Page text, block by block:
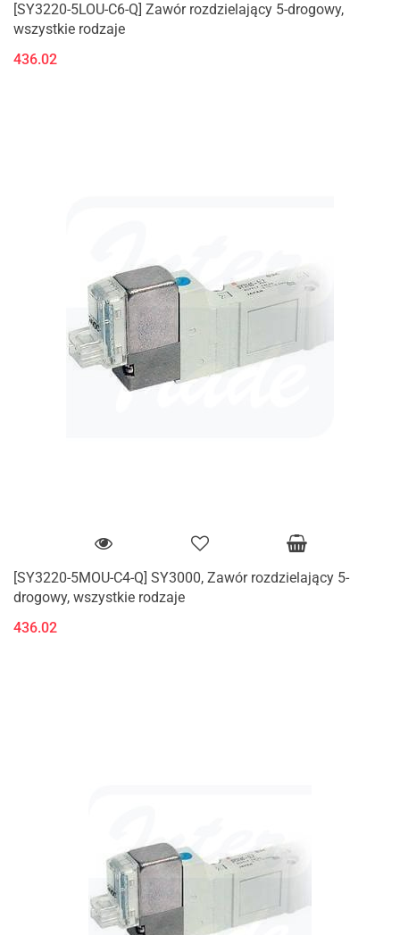
[SY3220-5LOU-C6-Q] Zawór rozdzielający 5-drogowy,
wszystkie rodzaje
436.02
[SY3220-5MOU-C4-Q] SY3000, Zawór rozdzielający 5-
drogowy, wszystkie rodzaje
436.02